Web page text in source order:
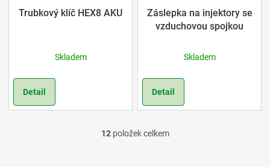
Trubkový klíč HEX8 AKU
Skladem
Detail
Záslepka na injektory se
vzduchovou spojkou
Skladem
Detail
O
12položek celkem